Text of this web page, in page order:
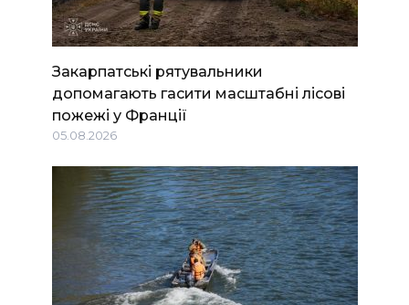
Закарпатські рятувальники
допомагають гасити масштабні лісові
пожежі у Франції
05.08.2026